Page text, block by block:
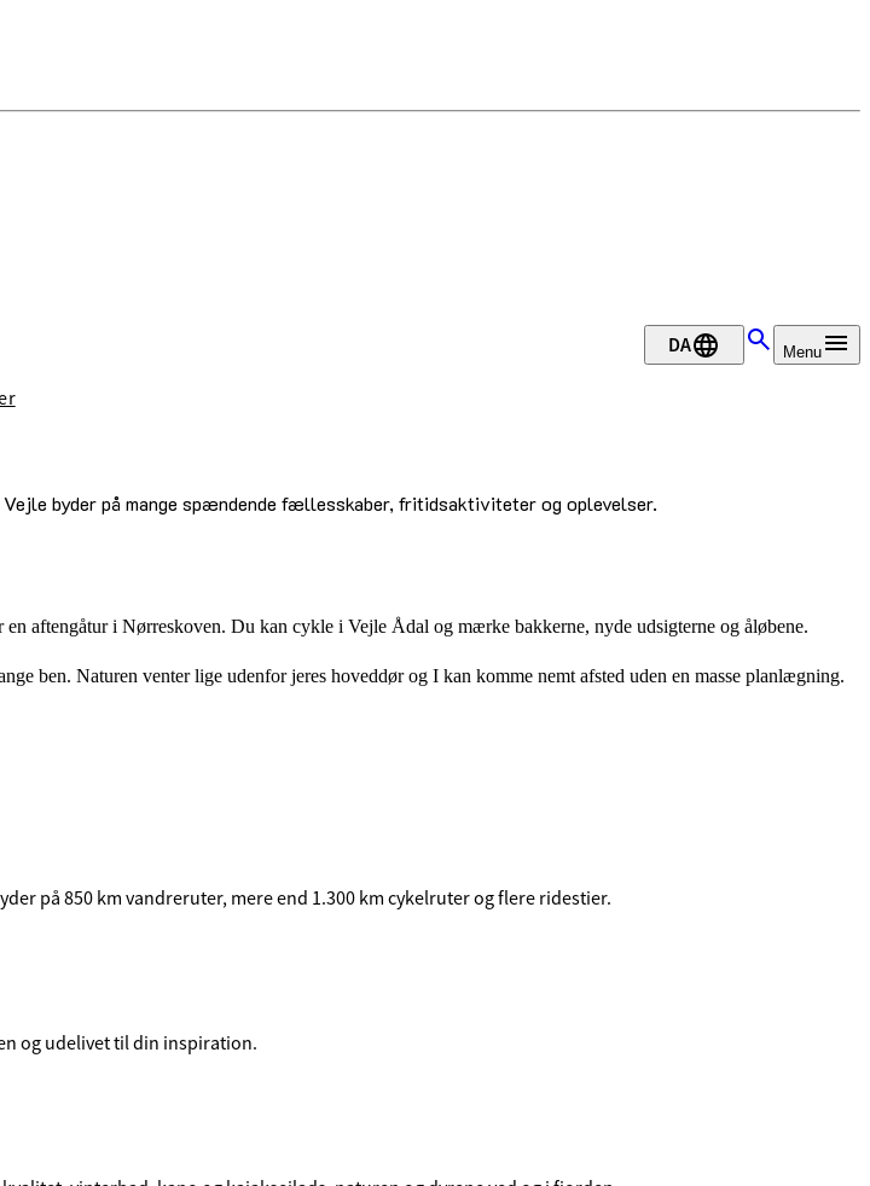
DA Menu
byder på mange spændende fællesskaber, fritidsaktiviteter og oplevelser.
aftengåtur i Nørreskoven. Du kan cykle i Vejle Ådal og mærke bakkerne, nyde udsigterne og åløbene.
ben. Naturen venter lige udenfor jeres hoveddør og I kan komme nemt afsted uden en masse planlægning.
på 850 km vandreruter, mere end 1.300 km cykelruter og flere ridestier.
og udelivet til din inspiration.